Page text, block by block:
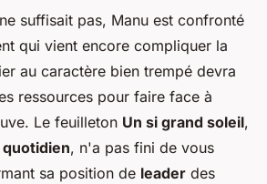
suffisait pas, Manu est confronté
qui vient encore compliquer la
au caractère bien trempé devra
ressources pour faire face à
Le feuilleton Un si grand soleil,
, n'a pas fini de vous
sa position de leader des